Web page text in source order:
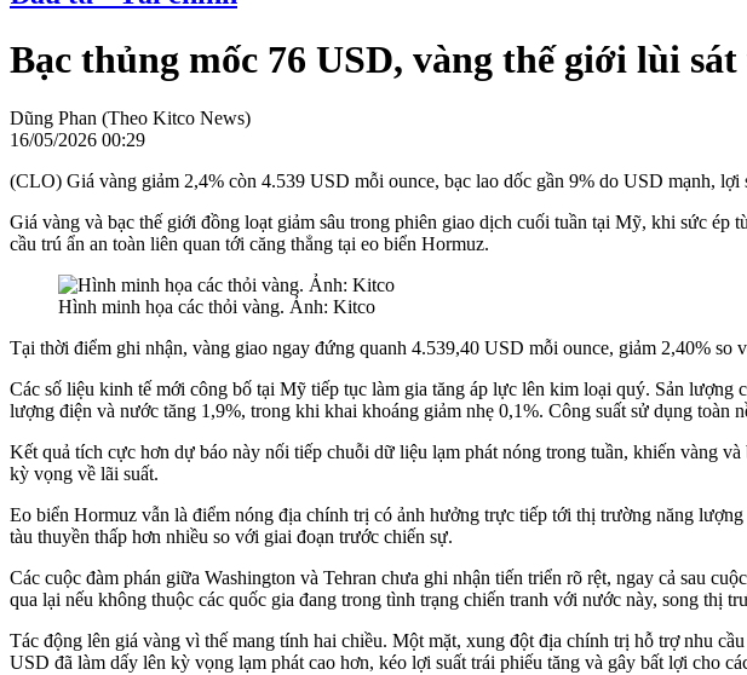
Bạc thủng mốc 76 USD, vàng thế giới lùi
Dũng Phan (Theo Kitco News)
16/05/2026 00:29
(CLO) Giá vàng giảm 2,4% còn 4.539 USD mỗi ounce, bạc lao dốc gần 9% do USD mạnh, lợi
Giá vàng và bạc thế giới đồng loạt giảm sâu trong phiên giao dịch cuối tuần tại Mỹ, khi sức
cầu trú ẩn an toàn liên quan tới căng thẳng tại eo biển Hormuz.
Hình minh họa các thỏi vàng. Ảnh: Kitco
Tại thời điểm ghi nhận, vàng giao ngay đứng quanh 4.539,40 USD mỗi ounce, giảm 2,40%
Các số liệu kinh tế mới công bố tại Mỹ tiếp tục làm gia tăng áp lực lên kim loại quý. Sản lượng
lượng điện và nước tăng 1,9%, trong khi khai khoáng giảm nhẹ 0,1%. Công suất sử dụng toàn
Kết quả tích cực hơn dự báo này nối tiếp chuỗi dữ liệu lạm phát nóng trong tuần, khiến vàng
kỳ vọng về lãi suất.
Eo biển Hormuz vẫn là điểm nóng địa chính trị có ảnh hưởng trực tiếp tới thị trường năng
tàu thuyền thấp hơn nhiều so với giai đoạn trước chiến sự.
Các cuộc đàm phán giữa Washington và Tehran chưa ghi nhận tiến triển rõ rệt, ngay cả sau
qua lại nếu không thuộc các quốc gia đang trong tình trạng chiến tranh với nước này, song thị
Tác động lên giá vàng vì thế mang tính hai chiều. Một mặt, xung đột địa chính trị hỗ trợ nhu
USD đã làm dấy lên kỳ vọng lạm phát cao hơn, kéo lợi suất trái phiếu tăng và gây bất lợi cho